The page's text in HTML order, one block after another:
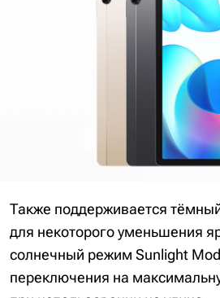
Также поддерживается
для некоторого уменьшения
солнечный режим Sunlight
переключения на